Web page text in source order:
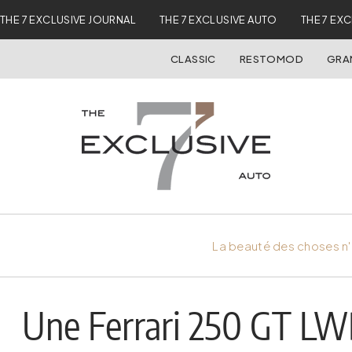
THE 7 EXCLUSIVE JOURNAL THE 7 EXCLUSIVE AUTO THE 7
CLASSIC RESTOMOD
La beauté des choses
Une Ferrari 250 GT